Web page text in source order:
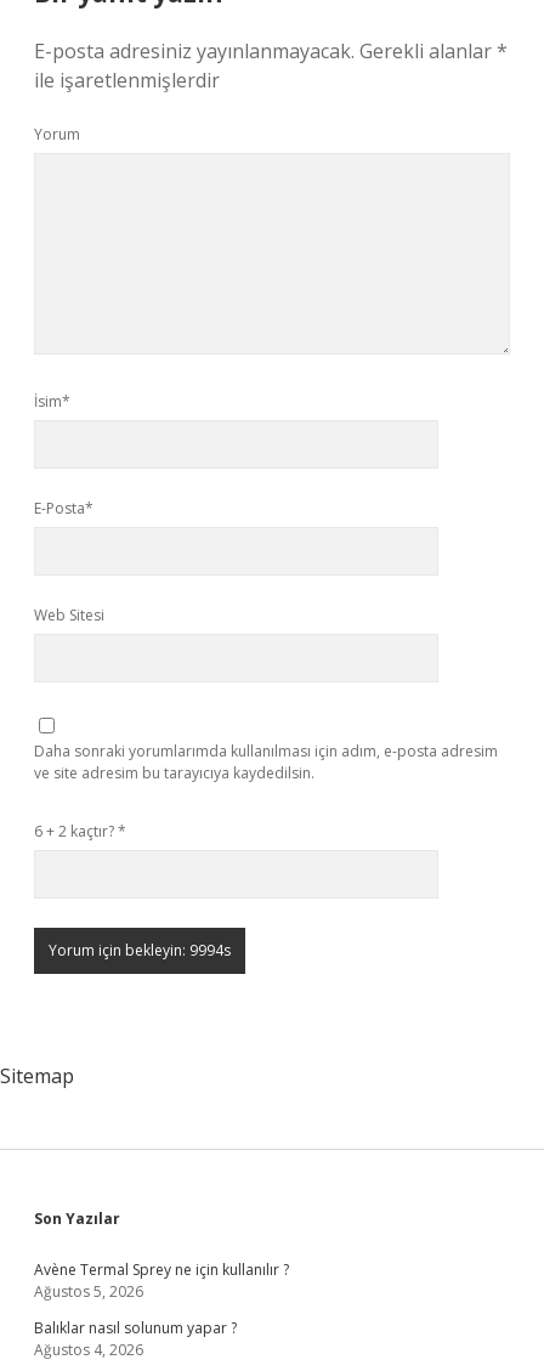
E-posta adresiniz yayınlanmayacak. Gerekli alanlar*
ile işaretlenmişlerdir
Yorum
İsim*
E-Posta*
Web Sitesi
Daha sonraki yorumlarımda kullanılması için adım, e-posta adresim
ve site adresim bu tarayıcıya kaydedilsin.
6 + 2 kaçtır?*
Sitemap
Sidebar
Son Yazılar
Avène Termal Sprey ne için kullanılır ?
Ağustos 5, 2026
Balıklar nasıl solunum yapar ?
Ağustos 4, 2026